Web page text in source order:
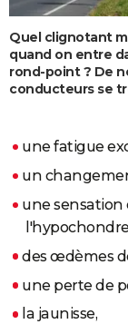
Quel clignotant
quand on entre
rond-point ? De
conducteurs se
une fatigue
un
une sensation
des œdèmes
une perte de
la jaunisse,